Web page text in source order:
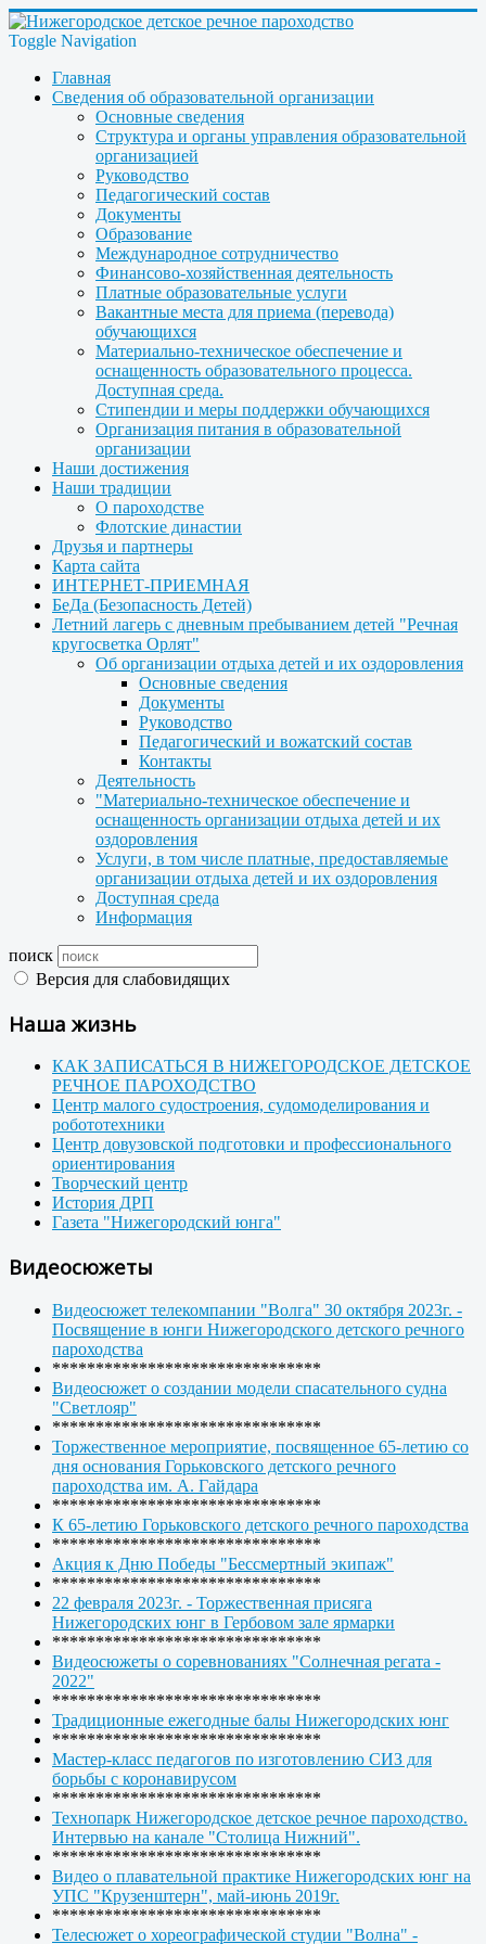
Toggle Navigation
Главная
Сведения об образовательной организации
Основные сведения
Структура и органы управления образовательной
организацией
Руководство
Педагогический состав
Документы
Образование
Международное сотрудничество
Финансово-хозяйственная деятельность
Платные образовательные услуги
Вакантные места для приема (перевода)
обучающихся
Материально-техническое обеспечение и
оснащенность образовательного процесса.
Доступная среда.
Стипендии и меры поддержки обучающихся
Организация питания в образовательной
организации
Наши достижения
Наши традиции
О пароходстве
Флотские династии
Друзья и партнеры
Карта сайта
ИНТЕРНЕТ-ПРИЕМНАЯ
БеДа (Безопасность Детей)
Летний лагерь с дневным пребыванием детей "Речная
кругосветка Орлят"
Об организации отдыха детей и их оздоровления
Основные сведения
Документы
Руководство
Педагогический и вожатский состав
Контакты
Деятельность
"Материально-техническое обеспечение и
оснащенность организации отдыха детей и их
оздоровления
Услуги, в том числе платные, предоставляемые
организации отдыха детей и их оздоровления
Доступная среда
Информация
поиск
Версия для слабовидящих
Наша жизнь
КАК ЗАПИСАТЬСЯ В НИЖЕГОРОДСКОЕ ДЕТСКОЕ
РЕЧНОЕ ПАРОХОДСТВО
Центр малого судостроения, судомоделирования и
робототехники
Центр довузовской подготовки и профессионального
ориентирования
Творческий центр
История ДРП
Газета "Нижегородский юнга"
Видеосюжеты
Видеосюжет телекомпании "Волга" 30 октября 2023г. -
Посвящение в юнги Нижегородского детского речного
пароходства
*******************************
Видеосюжет о создании модели спасательного судна
"Светлояр"
*******************************
Торжественное мероприятие, посвященное 65-летию со
дня основания Горьковского детского речного
пароходства им. А. Гайдара
*******************************
К 65-летию Горьковского детского речного пароходства
*******************************
Акция к Дню Победы "Бессмертный экипаж"
*******************************
22 февраля 2023г. - Торжественная присяга
Нижегородских юнг в Гербовом зале ярмарки
*******************************
Видеосюжеты о соревнованиях "Солнечная регата -
2022"
*******************************
Традиционные ежегодные балы Нижегородских юнг
*******************************
Мастер-класс педагогов по изготовлению СИЗ для
борьбы с коронавирусом
*******************************
Технопарк Нижегородское детское речное пароходство.
Интервью на канале "Столица Нижний".
*******************************
Видео о плавательной практике Нижегородских юнг на
УПС "Крузенштерн", май-июнь 2019г.
*******************************
Телесюжет о хореографической студии "Волна" -